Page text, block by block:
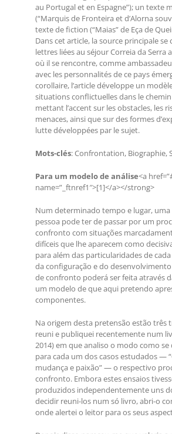
au Portugal et en Espagne”); un texte
(“Marquis de Fronteira et d’Alorna
texte de fiction (“Maias” de Eça de
Dans cet article, la source principale se
lettres liées au séjour Correia da Serra
où il se rencontre, comme
avec les personnalités de ce pays
corollaire, l’article développe un
situations conflictuelles dans le
mettant l’accent sur les obstacles, les
menaces, ainsi que sur des formes
lutte développées par le sujet.
Mots-clés: Confrontation, Biographie,
Para um modelo de análise<a
name=”_ftnref1″>[1]</a></strong>
Num determinado tempo e lugar,
pessoa pode ter de passar por um
confronto com situações
difíceis que lhe aparecem como
para além das particularidades de cada
da configuração e do
de confronto poderá ser feita através
um modelo de que aqui pretendo
componentes.
Na origem desta pretensão estão três
reuni e publiquei recentemente num
2014) em que analiso o modo como
para cada um dos casos estudados —
mudança e paixão” — o respectivo
confronto. Embora estes ensaios
produzidos independentemente uns
decidir reuni-los num só livro, abri-o
onde alertei o leitor para os seus